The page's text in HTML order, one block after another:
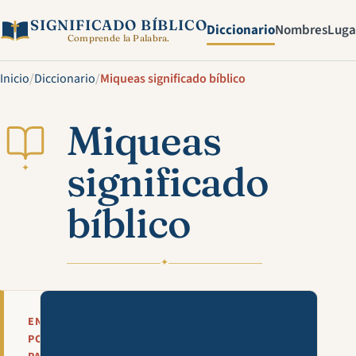
SIGNIFICADO BÍBLICO
Comprende la Palabra. DiccionarioNombres
Inicio/Diccionario/Miqueas significado bíblico
✦
Miqueas
significado
bíblico
✦
EN
POCAS
Mira esta explicación en